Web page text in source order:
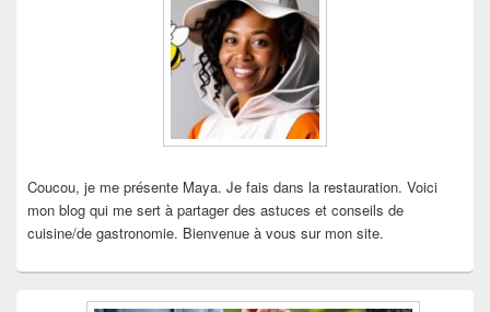
Coucou, je me présente Maya. Je fais dans la restauration. Voici
mon blog qui me sert à partager des astuces et conseils de
cuisine/de gastronomie. Bienvenue à vous sur mon site.